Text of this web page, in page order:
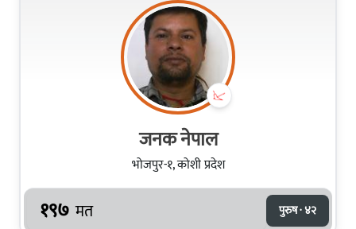
जनक नेपाल
भोजपुर-१, कोशी प्रदेश
१९७ मत पुरुष · ४२